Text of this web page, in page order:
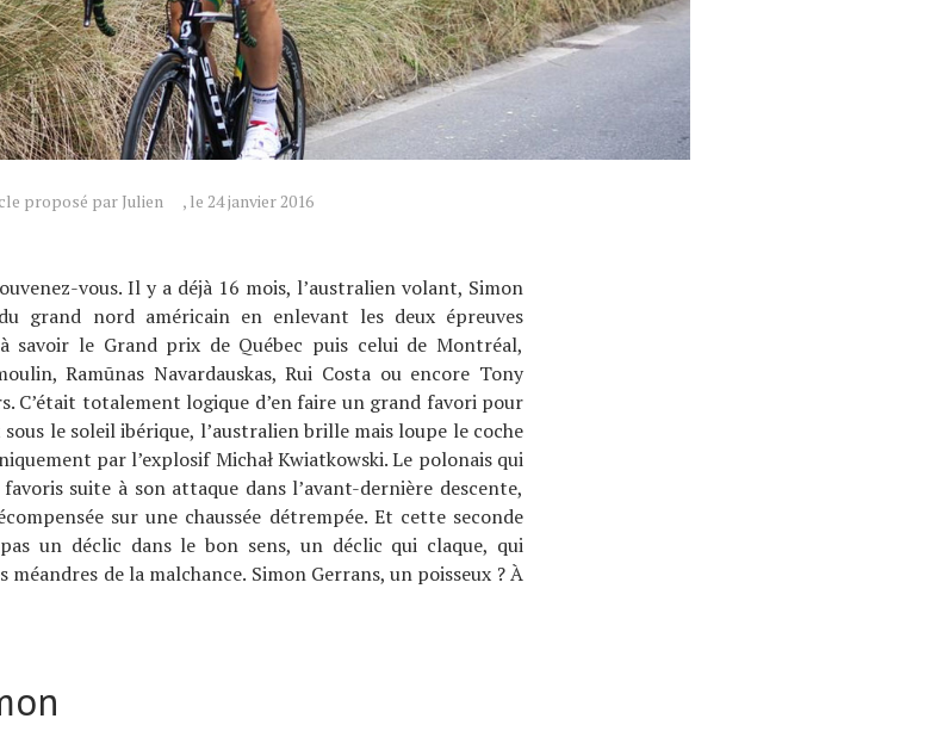
proposé par Julien , le 24 janvier 2016
vous. Il y a déjà 16 mois, l’australien volant, Simon
grand nord américain enenlevant les deux épreuves
savoir le Grand prix de Québec puis celui de Montréal,
Ramūnas Navardauskas, Rui Costa ou encore Tony
C’était totalement logique d’en faire un grand favori pour
le soleil ibérique, l’australien brille mais loupe le coche
par l’explosif Michał Kwiatkowski. Le polonais qui
suite à son attaque dans l’avant-dernière descente,
sur une chaussée détrempée. Et cette seconde
un déclic dans le bon sens, un déclic qui claque, qui
de la malchance. Simon Gerrans, un poisseux ? À